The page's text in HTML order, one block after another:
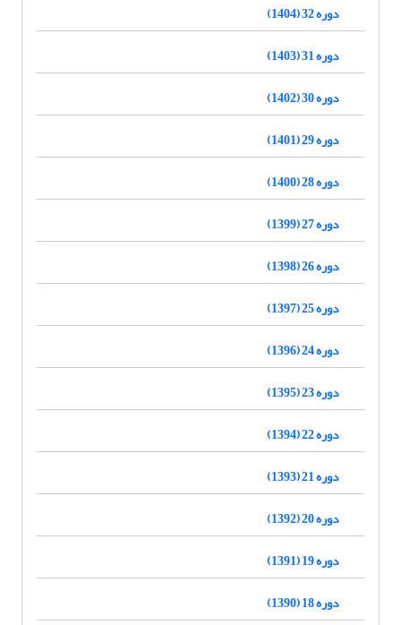
دوره 32 (1404)
دوره 31 (1403)
دوره 30 (1402)
دوره 29 (1401)
دوره 28 (1400)
دوره 27 (1399)
دوره 26 (1398)
دوره 25 (1397)
دوره 24 (1396)
دوره 23 (1395)
دوره 22 (1394)
دوره 21 (1393)
دوره 20 (1392)
دوره 19 (1391)
دوره 18 (1390)